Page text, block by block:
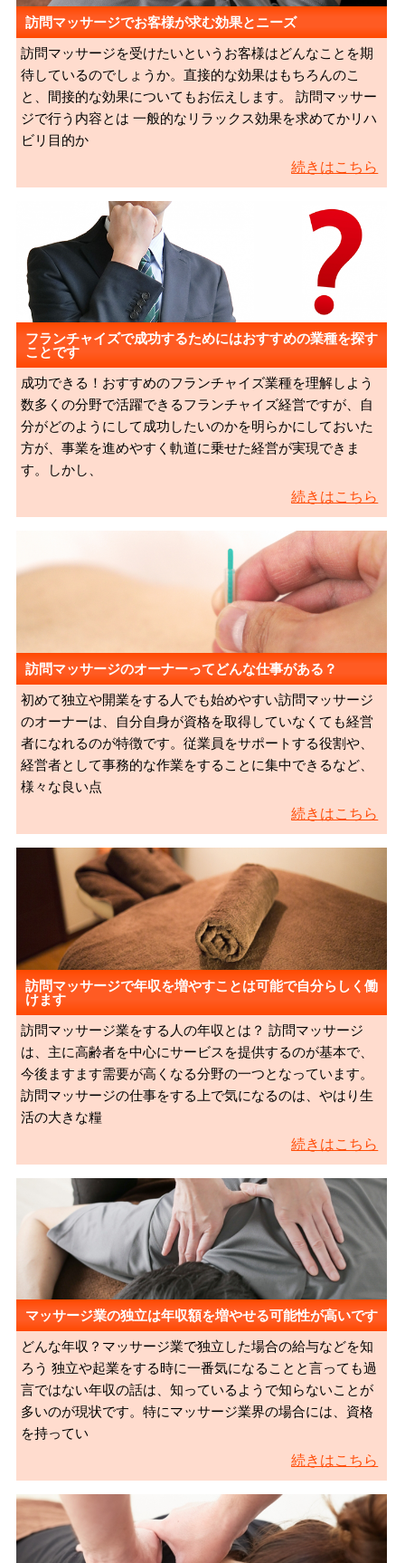
訪問マッサージでお客様が求む効果とニーズ
訪問マッサージを受けたいというお客様はどんなことを期
待しているのでしょうか。直接的な効果はもちろんのこ
と、間接的な効果についてもお伝えします。 訪問マッサー
ジで行う内容とは 一般的なリラックス効果を求めてかリハ
ビリ目的か
続きはこちら
フランチャイズで成功するためにはおすすめの業種を探す
ことです
成功できる！おすすめのフランチャイズ業種を理解しよう
数多くの分野で活躍できるフランチャイズ経営ですが、自
分がどのようにして成功したいのかを明らかにしておいた
方が、事業を進めやすく軌道に乗せた経営が実現できま
す。しかし、
続きはこちら
訪問マッサージのオーナーってどんな仕事がある？
初めて独立や開業をする人でも始めやすい訪問マッサージ
のオーナーは、自分自身が資格を取得していなくても経営
者になれるのが特徴です。従業員をサポートする役割や、
経営者として事務的な作業をすることに集中できるなど、
様々な良い点
続きはこちら
訪問マッサージで年収を増やすことは可能で自分らしく働
けます
訪問マッサージ業をする人の年収とは？ 訪問マッサージ
は、主に高齢者を中心にサービスを提供するのが基本で、
今後ますます需要が高くなる分野の一つとなっています。
訪問マッサージの仕事をする上で気になるのは、やはり生
活の大きな糧
続きはこちら
マッサージ業の独立は年収額を増やせる可能性が高いです
どんな年収？マッサージ業で独立した場合の給与などを知
ろう 独立や起業をする時に一番気になることと言っても過
言ではない年収の話は、知っているようで知らないことが
多いのが現状です。特にマッサージ業界の場合には、資格
を持ってい
続きはこちら